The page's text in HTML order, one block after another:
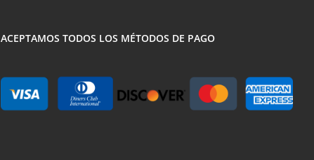
ACEPTAMOS TODOS LOS MÉTODOS DE PAGO